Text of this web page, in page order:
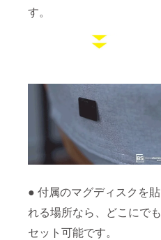
す。
● 付属のマグディスクを貼
れる場所なら、どこにでも
セット可能です。